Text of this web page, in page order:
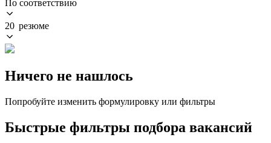
По соответствию
20 резюме
Ничего не нашлось
Попробуйте изменить формулировку или фильтры
Быстрые фильтры подбора вакансий